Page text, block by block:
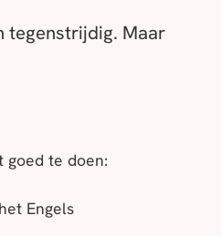
tegenstrijdig. Maar
goed te doen:
Engels